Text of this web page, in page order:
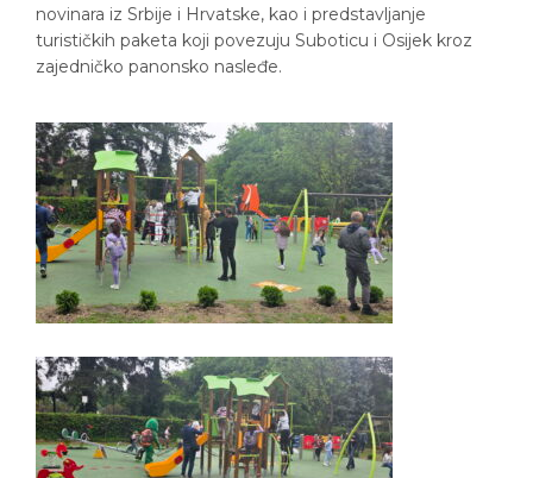
novinara iz Srbije i Hrvatske, kao i predstavljanje
turističkih paketa koji povezuju Suboticu i Osijek kroz
zajedničko panonsko nasleđe.